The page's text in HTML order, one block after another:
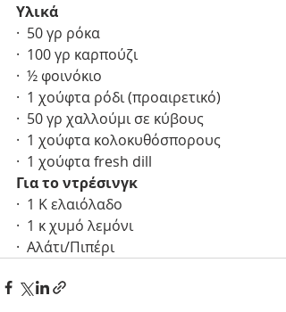
Υλικά
·  50 γρ ρόκα
·  100 γρ καρπούζι
·  ½ φοινόκιο
·  1 χούφτα ρόδι (προαιρετικό)
·  50 γρ χαλλούμι σε κύβους
·  1 χούφτα κολοκυθόσπορους
·  1 χούφτα fresh dill
Για το ντρέσινγκ
·  1 Κ ελαιόλαδο
·  1 κ χυμό λεμόνι
·  Αλάτι/Πιπέρι